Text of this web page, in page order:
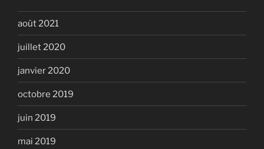
août 2021
juillet 2020
janvier 2020
octobre 2019
juin 2019
mai 2019